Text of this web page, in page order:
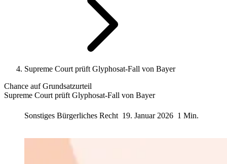
Supreme Court prüft Glyphosat-Fall von Bayer
Chance auf Grundsatzurteil
Supreme Court prüft Glyphosat-Fall von Bayer
Sonstiges Bürgerliches Recht 19. Januar 2026 1 Min.